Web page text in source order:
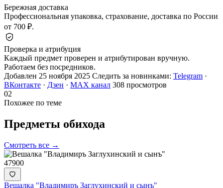
Бережная доставка
Профессиональная упаковка, страхование, доставка по России
от 700 ₽.
Проверка и атрибуция
Каждый предмет проверен и атрибутирован вручную.
Работаем без посредников.
Добавлен 25 ноября 2025 Следить за новинками: Telegram ·
ВКонтакте · Дзен · MAX канал 308 просмотров
02
Похожее по теме
Предметы обихода
Смотреть все →
47900
Вешалка "Владимиръ Заглухинский и сынъ"